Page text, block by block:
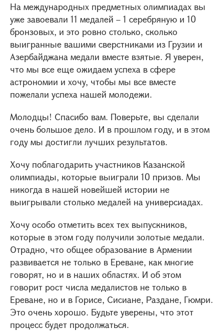
На международных предметных олимпиадах вы
уже завоевали 11 медалей – 1 серебряную и 10
бронзовых, и это ровно столько, сколько
выигранные вашими сверстниками из Грузии и
Азербайджана медали вместе взятые. Я уверен,
что мы все еще ожидаем успеха в сфере
астрономии и хочу, чтобы мы все вместе
пожелали успеха нашей молодежи.
Молодцы! Спасибо вам. Поверьте, вы сделали
очень большое дело. И в прошлом году, и в этом
году мы достигли лучших результатов.
Хочу поблагодарить участников Казанской
олимпиады, которые выиграли 10 призов. Мы
никогда в нашей новейшей истории не
выигрывали столько медалей на универсиадах.
Хочу особо отметить всех тех выпускников,
которые в этом году получили золотые медали.
Отрадно, что общее образование в Армении
развивается не только в Ереване, как многие
говорят, но и в наших областях. И об этом
говорит рост числа медалистов не только в
Ереване, но и в Горисе, Сисиане, Раздане, Гюмри.
Это очень хорошо. Будьте уверены, что этот
процесс будет продолжаться.